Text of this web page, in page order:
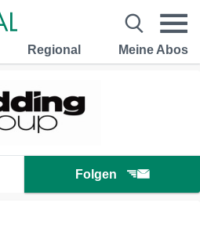
Regional Meine Abos
Folgen